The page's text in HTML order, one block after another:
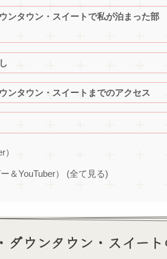
ンタウン・スイートで私が泊まった部
ンタウン・スイートまでのアクセス
＆YouTuber） (全て見る)
ダウンタウン・スイー